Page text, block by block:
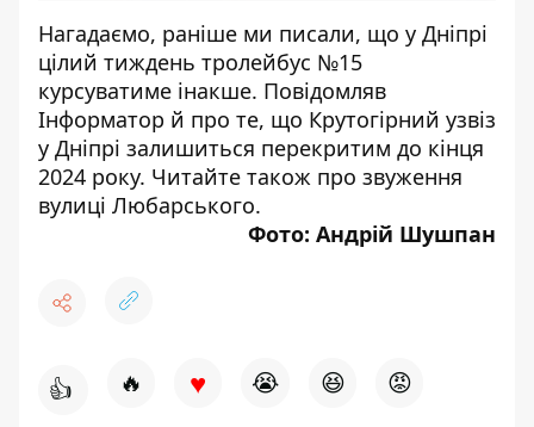
Нагадаємо, раніше ми писали, що у Дніпрі
цілий тиждень тролейбус №15
курсуватиме інакше. Повідомляв
Інформатор й про те, що Крутогірний узвіз
у Дніпрі залишиться перекритим до кінця
2024 року. Читайте також про звуження
вулиці Любарського.
Фото: Андрій Шушпан
👍 🔥 ♥ 😭 😆 😡